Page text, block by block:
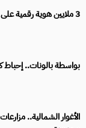
3 ملايين هوية رقمية على تطبيق سند
بواسطة بالونات.. إحباط
الأغوار الشمالية..